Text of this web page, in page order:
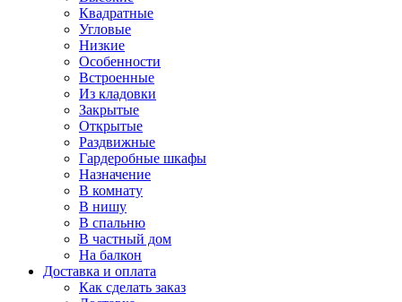
Квадратные
Угловые
Низкие
Особенности
Встроенные
Из кладовки
Закрытые
Открытые
Раздвижные
Гардеробные шкафы
Назначение
В комнату
В нишу
В спальню
В частный дом
На балкон
Доставка и оплата
Как сделать заказ